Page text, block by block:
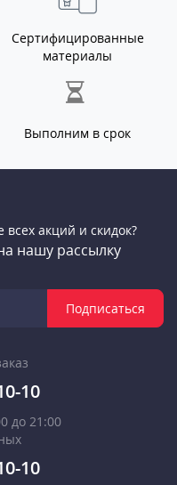
Сертифицированные
материалы
Выполним в срок
всех акций и скидок?
нашу рассылку
Подписаться
10
до 21:00
10